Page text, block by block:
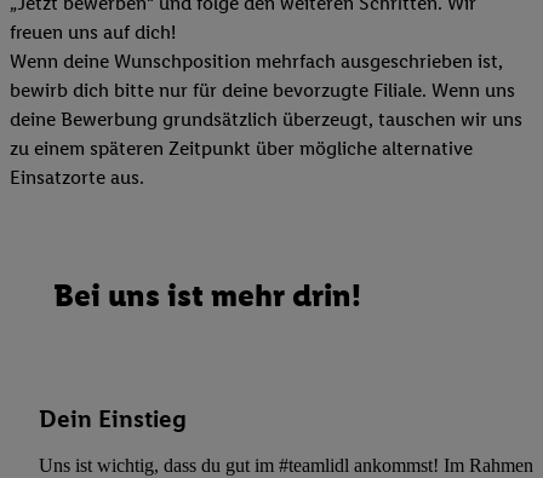
freuen uns auf dich!
Wenn deine Wunschposition mehrfach ausgeschrieben ist,
bewirb dich bitte nur für deine bevorzugte Filiale. Wenn uns
deine Bewerbung grundsätzlich überzeugt, tauschen wir uns
zu einem späteren Zeitpunkt über mögliche alternative
Einsatzorte aus.
Bei uns ist mehr drin!
Dein Einstieg
Uns ist wichtig, dass du gut im #teamlidl ankommst! Im Rahmen